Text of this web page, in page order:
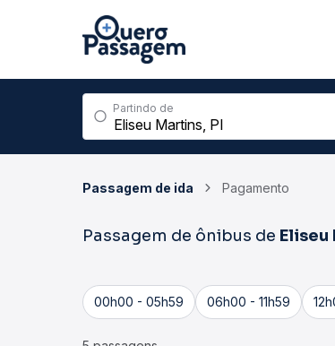
Partindo de
Passagem de ida Pagamento
Passagem de ônibus de Eliseu
00h00 - 05h59 06h00 - 11h59